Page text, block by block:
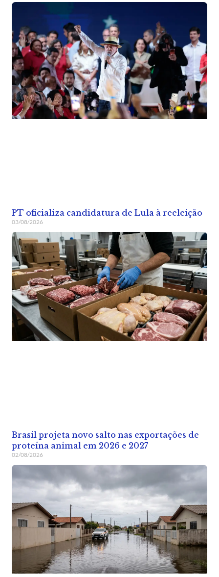
PT oficializa candidatura de Lula à reeleição
03/08/2026
Brasil projeta novo salto nas exportações de
proteína animal em 2026 e 2027
02/08/2026